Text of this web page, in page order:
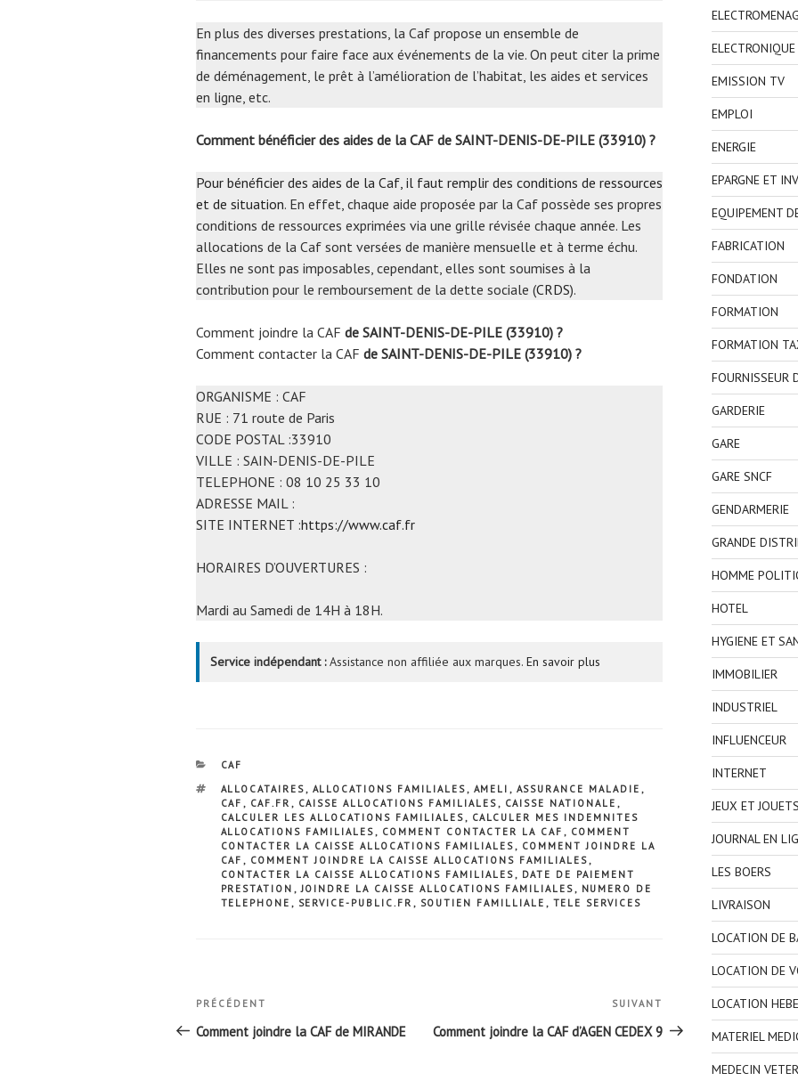
En plus des diverses prestations, la Caf propose un ensemble de
financements pour faire face aux événements de la vie. On peut citer la prime
de déménagement, le prêt à l’amélioration de l’habitat, les aides et services
en ligne, etc.
Comment bénéficier des aides de la CAF de SAINT-DENIS-DE-PILE (33910) ?
Pour bénéficier des aides de la Caf, il faut remplir des conditions de ressources
et de situation. En effet, chaque aide proposée par la Caf possède ses propres
conditions de ressources exprimées via une grille révisée chaque année. Les
allocations de la Caf sont versées de manière mensuelle et à terme échu.
Elles ne sont pas imposables, cependant, elles sont soumises à la
contribution pour le remboursement de la dette sociale (CRDS).
Comment joindre la CAF de SAINT-DENIS-DE-PILE (33910) ?
Comment contacter la CAF de SAINT-DENIS-DE-PILE (33910) ?
ORGANISME : CAF
RUE : 71 route de Paris
CODE POSTAL :33910
VILLE : SAIN-DENIS-DE-PILE
TELEPHONE : 08 10 25 33 10
ADRESSE MAIL :
SITE INTERNET :https://www.caf.fr
HORAIRES D’OUVERTURES :
Mardi au Samedi de 14H à 18H.
Service indépendant :Assistance non affiliée aux marques. En savoir plus
CATÉGORIES
CAF
ÉTIQUETTES
ALLOCATAIRES , ALLOCATIONS FAMILIALES , AMELI , ASSURANCE MALADIE ,
CAF , CAF.FR , CAISSE ALLOCATIONS FAMILIALES , CAISSE NATIONALE ,
CALCULER LES ALLOCATIONS FAMILIALES , CALCULER MES INDEMNITES
ALLOCATIONS FAMILIALES , COMMENT CONTACTER LA CAF , COMMENT
CONTACTER LA CAISSE ALLOCATIONS FAMILIALES , COMMENT JOINDRE LA
CAF , COMMENT JOINDRE LA CAISSE ALLOCATIONS FAMILIALES ,
CONTACTER LA CAISSE ALLOCATIONS FAMILIALES , DATE DE PAIEMENT
PRESTATION ,JOINDRE LA CAISSE ALLOCATIONS FAMILIALES , NUMERO DE
TELEPHONE , SERVICE-PUBLIC.FR , SOUTIEN FAMILLIALE , TELE SERVICES
Navigation
de
Article
précédent
PRÉCÉDENT
Comment joindre la CAF de MIRANDE
suivant
SUIVANT
Comment joindre la CAF d’AGEN CEDEX 9
EMISSION TV
EMPLOI
ENERGIE
EPARGNE ET
EQUIPEMENT
FABRICATION
FONDATION
FORMATION
FORMATION
FOURNISSEUR
GARDERIE
GARE
GARE SNCF
GENDARMERIE
GRANDE
HOMME
HOTEL
HYGIENE ET
IMMOBILIER
INDUSTRIEL
INFLUENCEUR
INTERNET
JEUX ET JOUETS
JOURNAL EN
LES BOERS
LIVRAISON
LOCATION DE
LOCATION DE
LOCATION
MATERIEL
MEDECIN